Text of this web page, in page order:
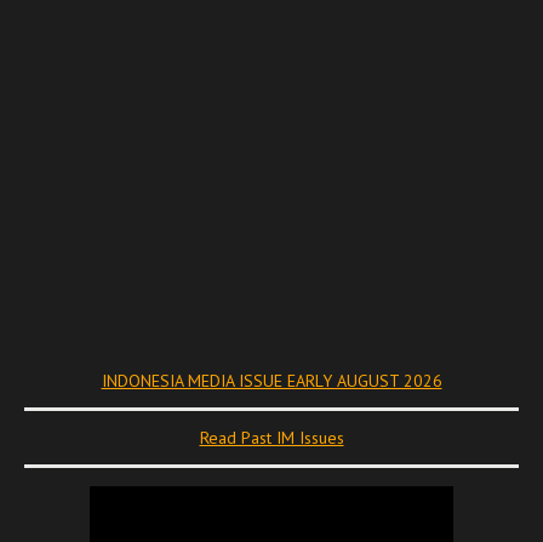
INDONESIA MEDIA ISSUE EARLY AUGUST 2026
Read Past IM Issues